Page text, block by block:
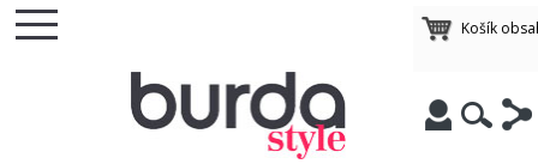
Košík